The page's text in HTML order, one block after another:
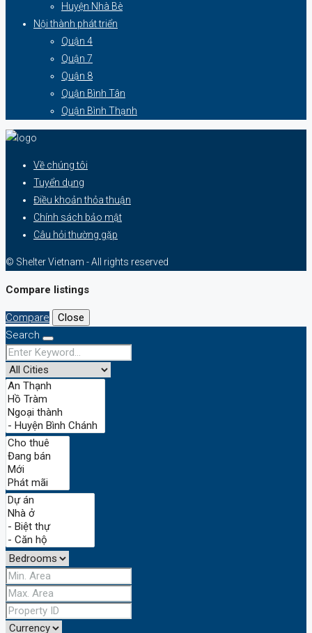
Huyện Nhà Bè
Nội thành phát triển
Quận 4
Quận 7
Quận 8
Quận Bình Tân
Quận Bình Thạnh
Về chúng tôi
Tuyển dụng
Điều khoản thỏa thuận
Chính sách bảo mật
Câu hỏi thường gặp
© Shelter Vietnam - All rights reserved
Compare listings
Compare
Close
Search